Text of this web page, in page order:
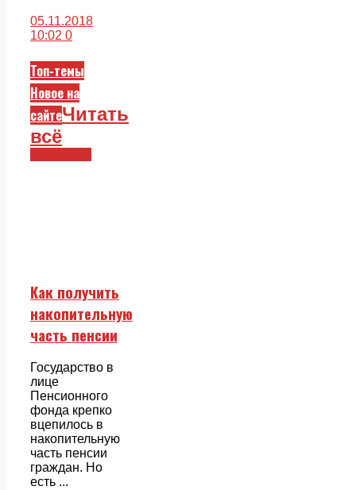
05.11.2018
10:02 0
Топ-темы
Новое на
сайтеЧитать
всё
Как получить
накопительную
часть пенсии
Государство в
лице
Пенсионного
фонда крепко
вцепилось в
накопительную
часть пенсии
граждан. Но
есть ...